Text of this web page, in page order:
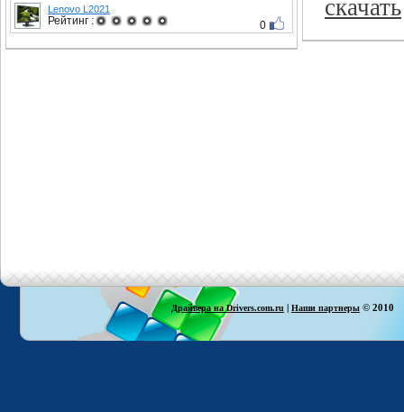
Lenovo L2021
Рейтинг : 0
скачать
Драйвера на Drivers.com.ru | Наши партнеры © 2010